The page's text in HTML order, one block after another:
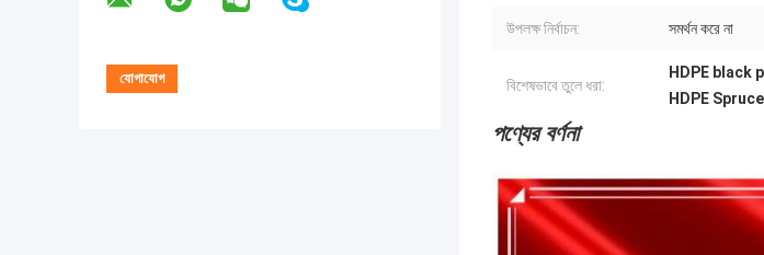
উপলক্ষ নির্বাচন: সমর্থন করে না
বিশেষভাবে তুলে ধরা:
HDPE
HDPE
পণ্যের বর্ণনা